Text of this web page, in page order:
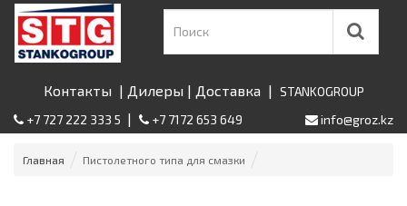
Контакты | Дилеры | Доставка | STANKOGROUP
+7 727 222 333 5 | +7 7172 653 649 info@groz.kz
Главная Пистолетного типа для смазки